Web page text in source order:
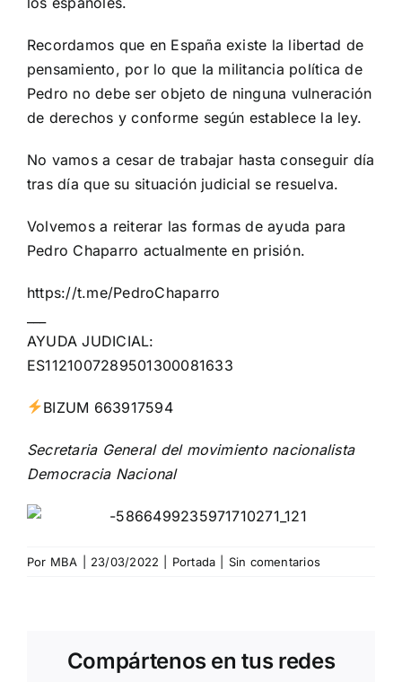
Recordamos que en España existe la libertad de
pensamiento, por lo que la militancia política de
Pedro no debe ser objeto de ninguna vulneración
de derechos y conforme según establece la ley.
No vamos a cesar de trabajar hasta conseguir día
tras día que su situación judicial se resuelva.
Volvemos a reiterar las formas de ayuda para
Pedro Chaparro actualmente en prisión.
https://t.me/PedroChaparro
AYUDA JUDICIAL:
ES1121007289501300081633
BIZUM 663917594
Secretaria General del movimiento nacionalista
Democracia Nacional
Por MBA 23/03/2022 Portada Sin comentarios
Compártenos en tus redes